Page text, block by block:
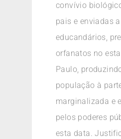
convívio
pais e enviadas
educandários,
orfanatos no
Paulo,
população à
marginalizada e
pelos poderes
esta data.